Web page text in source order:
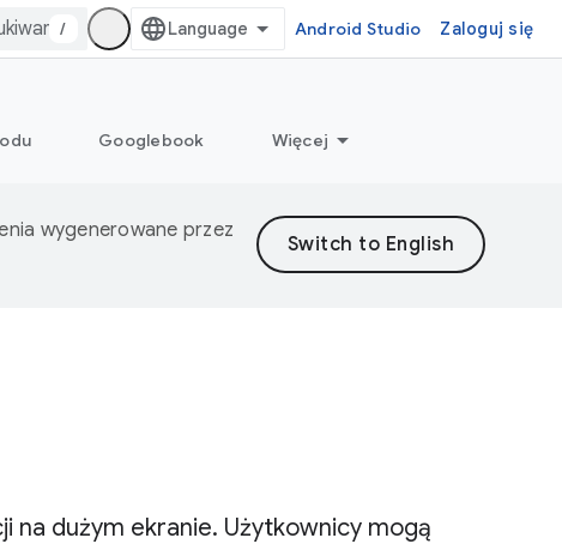
/ Android Studio Zaloguj się
Googlebook Więcej
wygenerowane przez
na dużym ekranie. Użytkownicy mogą